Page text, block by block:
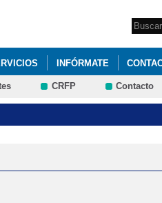
INFÓRMATE
CANDIDATOS (CONSEJO ESCOLAR)
CRFP Contacto